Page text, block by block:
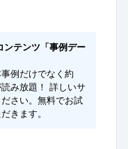
ンテンツ「事例デー
例だけでなく約
み放題！ 詳しいサ
さい。無料でお試
きます。